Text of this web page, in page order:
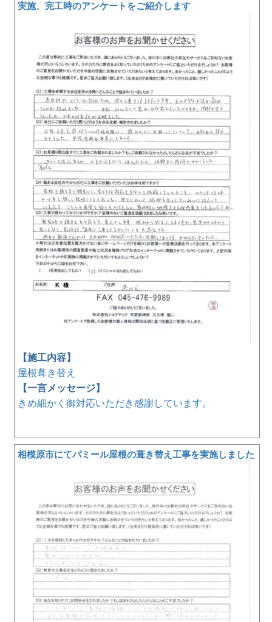
実施、完工時のアンケートをご紹介します
【施工内容】
屋根葺き替え
【一言メッセージ】
きめ細かく御対応いただき感謝しています。
相模原市にてパミール屋根の葺き替え工事を実施しました